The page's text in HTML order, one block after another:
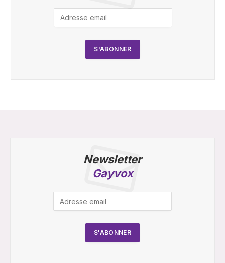
Newsletter
Gayvox